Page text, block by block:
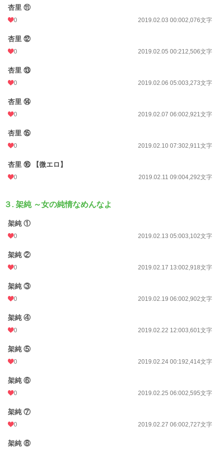
杏里 ⑪
0 2019.02.03 00:002,076文字
杏里 ⑫
0 2019.02.05 00:212,506文字
杏里 ⑬
0 2019.02.06 05:003,273文字
杏里 ⑭
0 2019.02.07 06:002,921文字
杏里 ⑮
0 2019.02.10 07:302,911文字
杏里 ⑯ 【微エロ】
0 2019.02.11 09:004,292文字
３. 架純 ～女の純情なめんなよ
架純 ①
0 2019.02.13 05:003,102文字
架純 ②
0 2019.02.17 13:002,918文字
架純 ③
0 2019.02.19 06:002,902文字
架純 ④
0 2019.02.22 12:003,601文字
架純 ⑤
0 2019.02.24 00:192,414文字
架純 ⑥
0 2019.02.25 06:002,595文字
架純 ⑦
0 2019.02.27 06:002,727文字
架純 ⑧